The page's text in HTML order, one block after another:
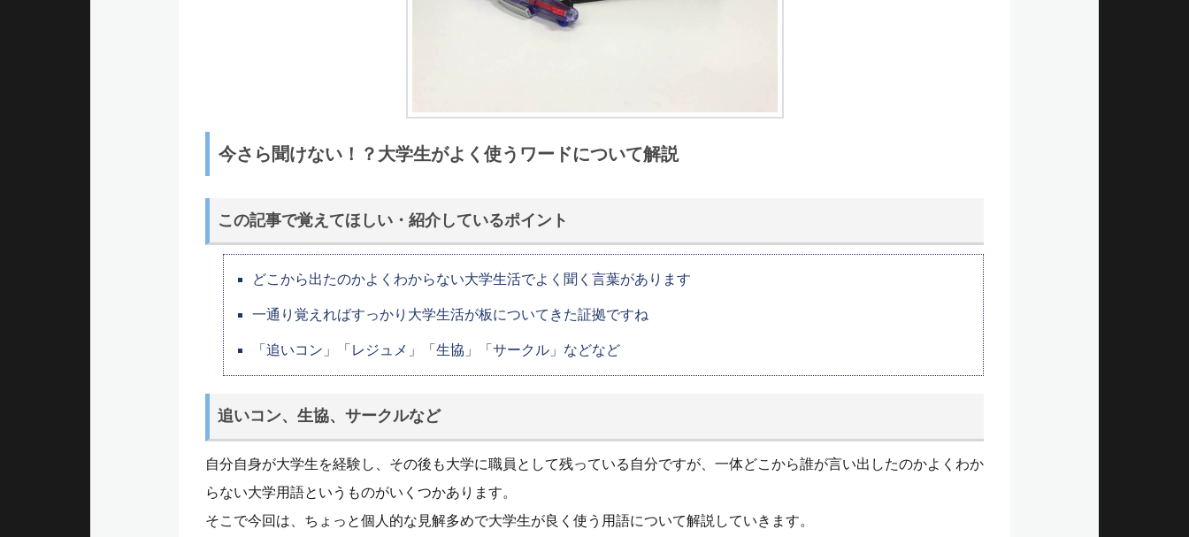
今さら聞けない！？大学生がよく使うワードについて解説
この記事で覚えてほしい・紹介しているポイント
どこから出たのかよくわからない大学生活でよく聞く言葉があります
一通り覚えればすっかり大学生活が板についてきた証拠ですね
「追いコン」「レジュメ」「生協」「サークル」などなど
追いコン、生協、サークルなど
自分自身が大学生を経験し、その後も大学に職員として残っている自分ですが、一体どこから誰が言い出したのかよくわか
らない大学用語というものがいくつかあります。
そこで今回は、ちょっと個人的な見解多めで大学生が良く使う用語について解説していきます。